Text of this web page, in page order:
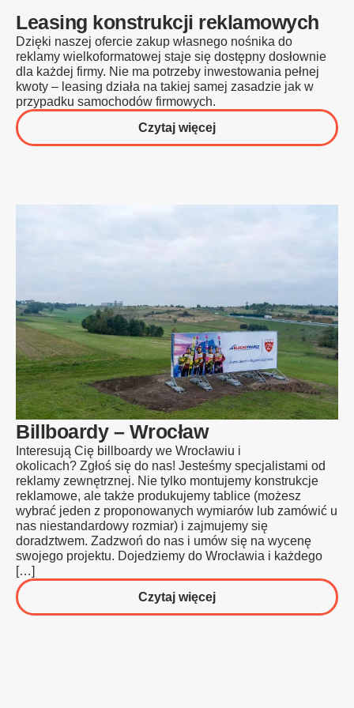
Leasing konstrukcji reklamowych
Dzięki naszej ofercie zakup własnego nośnika do
reklamy wielkoformatowej staje się dostępny dosłownie
dla każdej firmy. Nie ma potrzeby inwestowania pełnej
kwoty – leasing działa na takiej samej zasadzie jak w
przypadku samochodów firmowych.
Czytaj więcejo
Leasing
Billboardy – Wrocław
Interesują Cię billboardy we Wrocławiu i
okolicach? Zgłoś się do nas! Jesteśmy specjalistami od
reklamy zewnętrznej. Nie tylko montujemy konstrukcje
reklamowe, ale także produkujemy tablice (możesz
wybrać jeden z proponowanych wymiarów lub zamówić u
nas niestandardowy rozmiar) i zajmujemy się
doradztwem. Zadzwoń do nas i umów się na wycenę
swojego projektu. Dojedziemy do Wrocławia i każdego
[…]
Czytaj więcejo
Billboardy